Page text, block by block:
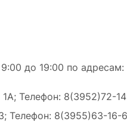
до 19:00 по адресам:
Телефон: 8(3952)72-
Телефон: 8(3955)63-16-